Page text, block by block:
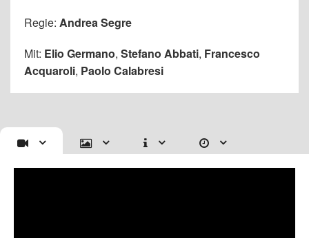
Regie: Andrea Segre
Mit: Elio Germano, Stefano Abbati, Francesco
Acquaroli, Paolo Calabresi